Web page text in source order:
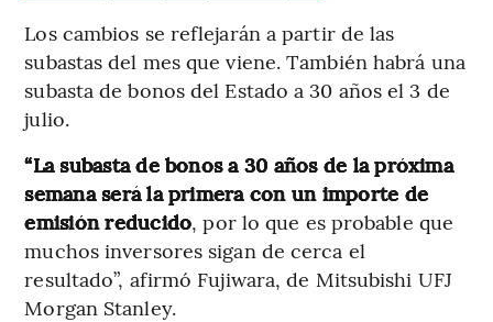
Los cambios se reflejarán a partir de las
subastas del mes que viene. También habrá una
subasta de bonos del Estado a 30 años el 3 de
julio.
“La subasta de bonos a 30 años de la próxima
semana será la primera con un importe de
emisión reducido, por lo que es probable que
muchos inversores sigan de cerca el
resultado”, afirmó Fujiwara, de Mitsubishi UFJ
Morgan Stanley.